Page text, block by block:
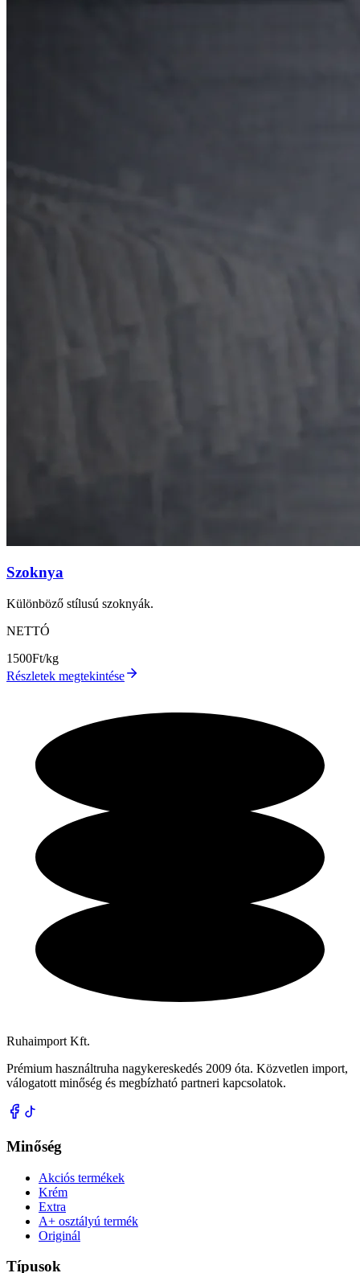
Szoknya
Különböző stílusú szoknyák.
NETTÓ
1500Ft/kg
Részletek megtekintése
Ruhaimport Kft.
Prémium használtruha nagykereskedés 2009 óta. Közvetlen import,
válogatott minőség és megbízható partneri kapcsolatok.
Minőség
Akciós termékek
Krém
Extra
A+ osztályú termék
Originál
Típusok